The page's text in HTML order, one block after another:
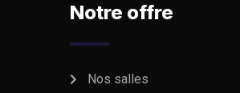
Notre offre
Nos salles